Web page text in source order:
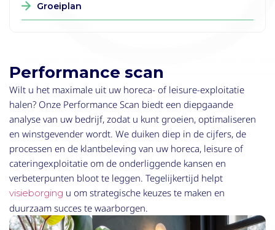
Groeiplan
Performance scan
Wilt u het maximale uit uw horeca- of leisure-exploitatie
halen? Onze Performance Scan biedt een diepgaande
analyse van uw bedrijf, zodat u kunt groeien, optimaliseren
en winstgevender wordt. We duiken diep in de cijfers, de
processen en de klantbeleving van uw horeca, leisure of
cateringexploitatie om de onderliggende kansen en
verbeterpunten bloot te leggen. Tegelijkertijd helpt
visieborging u om strategische keuzes te maken en
duurzaam succes te waarborgen.